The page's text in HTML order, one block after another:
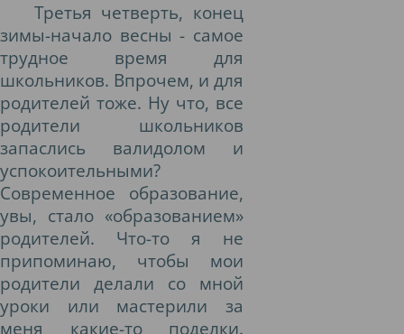
Третья четверть, конец
зимы-начало весны - самое
трудное время для
школьников. Впрочем, и для
родителей тоже. Ну что, все
родители школьников
запаслись валидолом и
успокоительными?
Современное образование,
увы, стало «образованием»
родителей. Что-то я не
припоминаю, чтобы мои
родители делали со мной
уроки или мастерили за
меня какие-то поделки.